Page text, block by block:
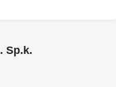
Sp.k.